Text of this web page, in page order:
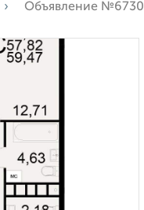
Объявление №6730